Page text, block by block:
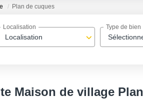
Plan de cuques
Localisation
Localisation Type de bien
Maison de village